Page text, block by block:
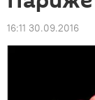
16:11 30.09.2016